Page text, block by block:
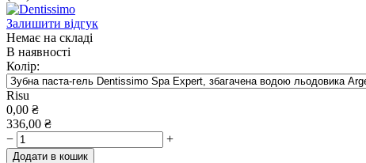
Залишити відгук
Немає на складі
В наявності
Колір:
Risu
0,00 ₴
336,00 ₴
−
+
Додати в кошик